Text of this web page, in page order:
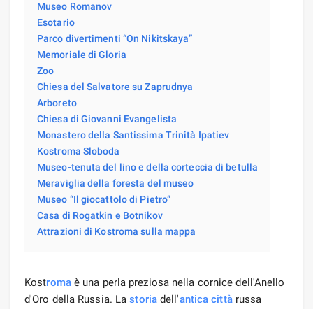
Museo Romanov
Esotario
Parco divertimenti “On Nikitskaya”
Memoriale di Gloria
Zoo
Chiesa del Salvatore su Zaprudnya
Arboreto
Chiesa di Giovanni Evangelista
Monastero della Santissima Trinità Ipatiev
Kostroma Sloboda
Museo-tenuta del lino e della corteccia di betulla
Meraviglia della foresta del museo
Museo “Il giocattolo di Pietro”
Casa di Rogatkin e Botnikov
Attrazioni di Kostroma sulla mappa
Kostromaè una perla preziosa nella cornice dell'Anello
d'Oro della Russia. Lastoriadell'antica cittàrussa